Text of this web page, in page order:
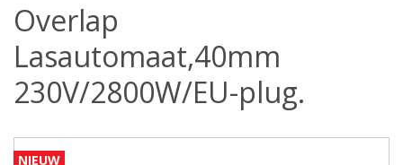
Overlap
Lasautomaat,40mm
230V/2800W/EU-plug.
NIEUW